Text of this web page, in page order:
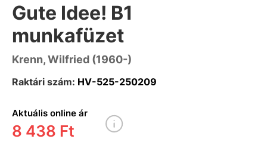
Gute Idee! B1
munkafüzet
Krenn, Wilfried (1960-)
Raktári szám: HV-525-250209
Aktuális online ár
8 438 Ft